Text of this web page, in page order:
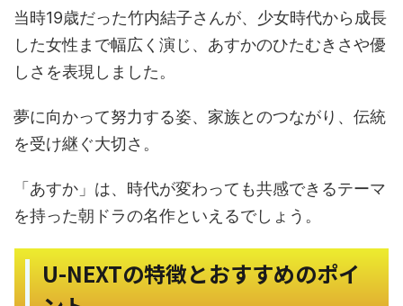
当時19歳だった竹内結子さんが、少女時代から成長
した女性まで幅広く演じ、あすかのひたむきさや優
しさを表現しました。
夢に向かって努力する姿、家族とのつながり、伝統
を受け継ぐ大切さ。
「あすか」は、時代が変わっても共感できるテーマ
を持った朝ドラの名作といえるでしょう。
U-NEXTの特徴とおすすめのポイ